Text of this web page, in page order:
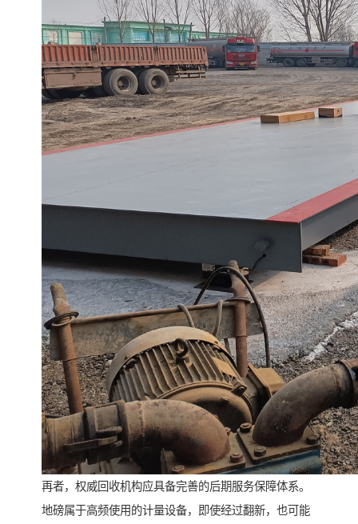
再者，权威回收机构应具备完善的后期服务保障体系。
地磅属于高频使用的计量设备，即使经过翻新，也可能